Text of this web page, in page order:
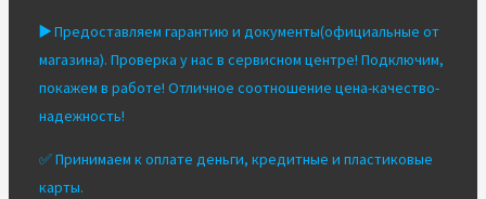
▶️Предоставляем гарантию и документы(официальные от
магазина). Проверка у нас в сервисном центре! Подключим,
покажем в работе! Отличное соотношение цена-качество-
надежность!
✅ Принимаем к оплате деньги, кредитные и пластиковые
карты.